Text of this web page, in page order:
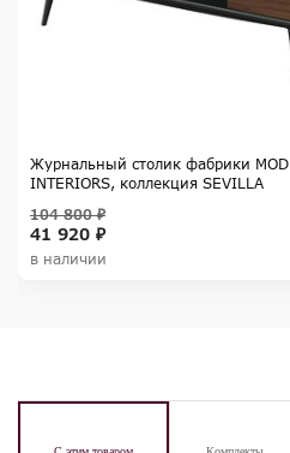
Журнальный столик фабрики MOD
INTERIORS, коллекция SEVILLA
41 920 ₽
104 800 ₽
в наличии